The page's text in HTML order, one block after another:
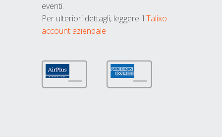
eventi.
Per ulteriori dettagli, leggere il Talixo
account aziendale